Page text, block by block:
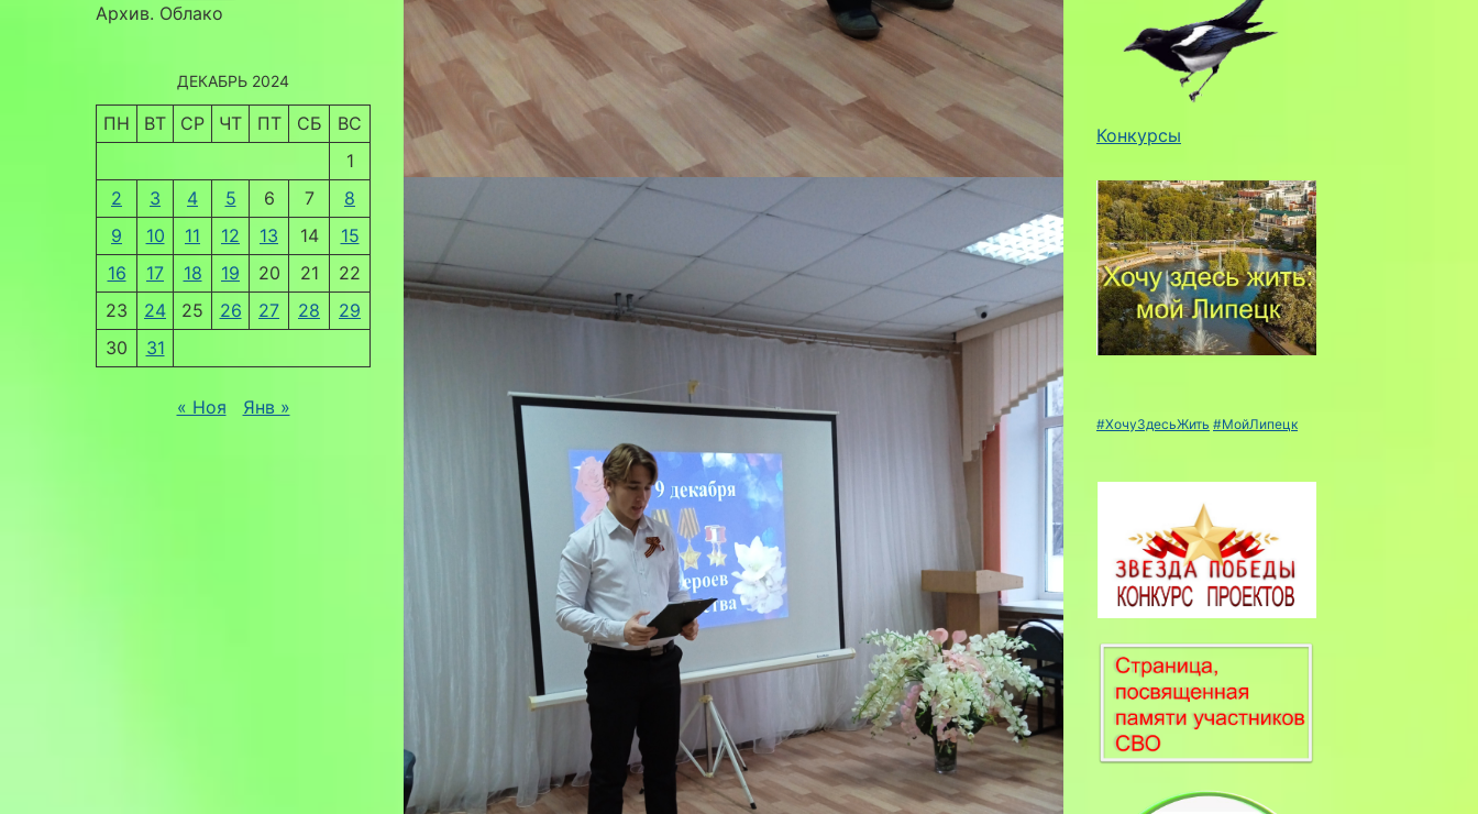
Архив. Облако
ДЕКАБРЬ 2024
ПН ВТ СР ЧТ ПТ СБ
ВС
1
2
3 4 5 6 7
8
9
10 11 12 13 14
15
16
17 18 19 20 21
22
23
24 25 26 27 28
29
30
31
« Ноя Янв »
Конкурсы
#ХочуЗдесьЖить #МойЛипецк